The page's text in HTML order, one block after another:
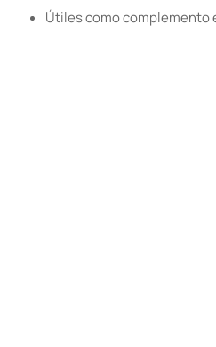
Útiles como complemento